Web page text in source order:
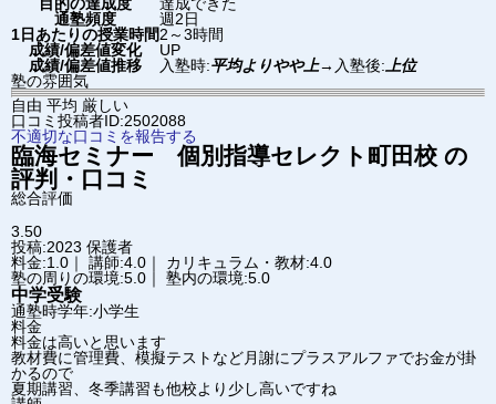
通塾頻度
週2日
1日あたりの授業時間2～3時間
成績/偏差値変化
UP
成績/偏差値推移
入塾時:平均よりやや上→ 入塾後: 上位
塾の雰囲気
自由 平均 厳しい
口コミ投稿者ID:2502088
不適切な口コミを報告する
臨海セミナー 個別指導セレクト 町田校 の
評判・口コミ
総合評価
3.50
投稿:2023 保護者
料金:1.0｜ 講師:4.0｜ カリキュラム・教材:4.0
塾の周りの環境:5.0｜ 塾内の環境:5.0
中学受験
通塾時学年:小学生
料金
料金は高いと思います
教材費に管理費、模擬テストなど月謝にプラスアルファでお金が掛
かるので
夏期講習、冬季講習も他校より少し高いですね